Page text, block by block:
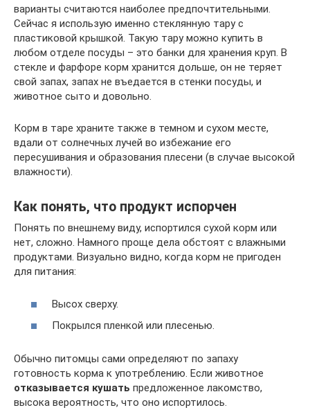
варианты считаются наиболее предпочтительными.
Сейчас я использую именно стеклянную тару с
пластиковой крышкой. Такую тару можно купить в
любом отделе посуды – это банки для хранения круп. В
стекле и фарфоре корм хранится дольше, он не теряет
свой запах, запах не въедается в стенки посуды, и
животное сыто и довольно.
Корм в таре храните также в темном и сухом месте,
вдали от солнечных лучей во избежание его
пересушивания и образования плесени (в случае высокой
влажности).
Как понять, что продукт испорчен
Понять по внешнему виду, испортился сухой корм или
нет, сложно. Намного проще дела обстоят с влажными
продуктами. Визуально видно, когда корм не пригоден
для питания:
Высох сверху.
Покрылся пленкой или плесенью.
Обычно питомцы сами определяют по запаху
готовность корма к употреблению. Если животное
отказывается кушать предложенное лакомство,
высока вероятность, что оно испортилось.